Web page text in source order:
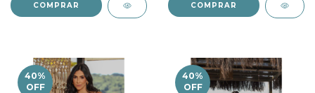
COMPRAR COMPRAR
40%
OFF
40%
OFF